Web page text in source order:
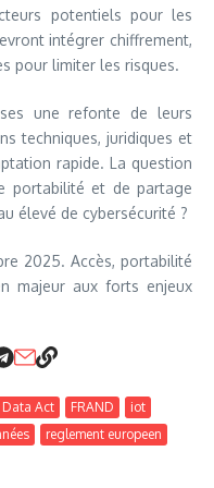
potentiels pour les
intégrer chiffrement,
pour limiter les risques.
une refonte de leurs
techniques, juridiques et
rapide. La question
portabilité et de partage
élevé de cybersécurité ?
2025. Accès, portabilité
majeur aux forts enjeux
Data Act FRAND
iot
reglement europeen